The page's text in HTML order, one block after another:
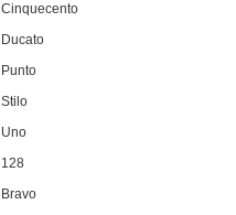
Cinquecento
Ducato
Punto
Stilo
Uno
128
Bravo